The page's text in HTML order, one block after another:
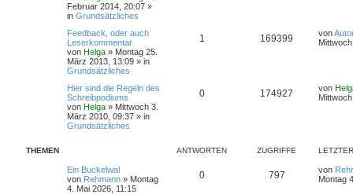
u
c
e
Februar 2014, 20:07 »
in Grundsätzliches
Feedback, oder auch
Leserkommentar
von Helga » Montag 25.
März 2013, 13:09 » in
Grundsätzliches
1 169399 von
Hier sind die Regeln des
Schreibpodiums
von Helga » Mittwoch 3.
März 2010, 09:37 » in
Grundsätzliches
0 174927 von
THEMEN ANTWORTEN ZUGRIFFE
Ein Buckelwal
von Rehmann » Montag
4. Mai 2026, 11:15
0 797 von
Montag